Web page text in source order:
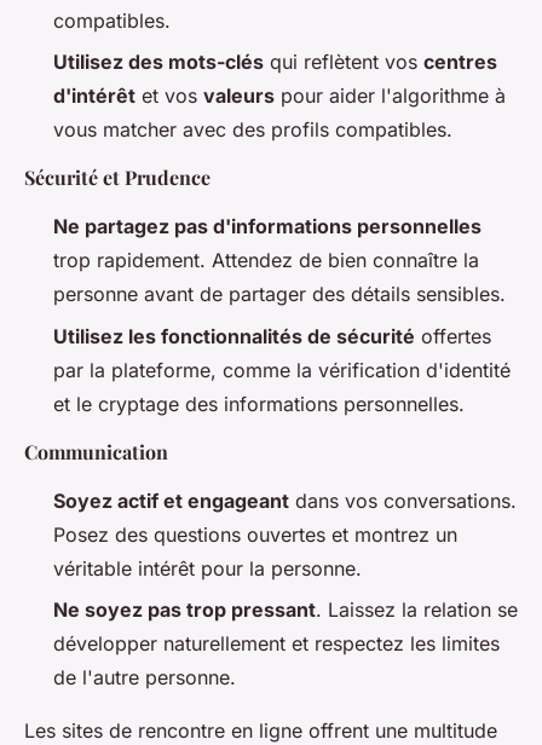
compatibles.
Utilisez des mots-clés qui reflètent vos centres
d'intérêt et vos valeurs pour aider l'algorithme à
vous matcher avec des profils compatibles.
Sécurité et Prudence
Ne partagez pas d'informations personnelles
trop rapidement. Attendez de bien connaître la
personne avant de partager des détails sensibles.
Utilisez les fonctionnalités de sécurité offertes
par la plateforme, comme la vérification d'identité
et le cryptage des informations personnelles.
Communication
Soyez actif et engageant dans vos conversations.
Posez des questions ouvertes et montrez un
véritable intérêt pour la personne.
Ne soyez pas trop pressant. Laissez la relation se
développer naturellement et respectez les limites
de l'autre personne.
Les sites de rencontre en ligne offrent une multitude